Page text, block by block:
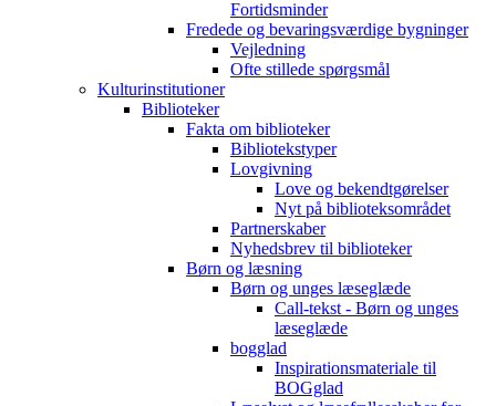
Fortidsminder
Fredede og bevaringsværdige bygninger
Vejledning
Ofte stillede spørgsmål
Kulturinstitutioner
Biblioteker
Fakta om biblioteker
Bibliotekstyper
Lovgivning
Love og bekendtgørelser
Nyt på biblioteksområdet
Partnerskaber
Nyhedsbrev til biblioteker
Børn og læsning
Børn og unges læseglæde
Call-tekst - Børn og unges
læseglæde
bogglad
Inspirationsmateriale til
BOGglad